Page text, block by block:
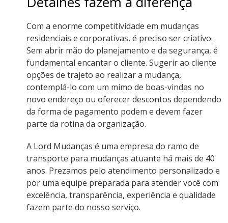
Com a enorme competitividade em mudanças
residenciais e corporativas, é preciso ser criativo.
Sem abrir mão do planejamento e da segurança, é
fundamental encantar o cliente. Sugerir ao cliente
opções de trajeto ao realizar a mudança,
contemplá-lo com um mimo de boas-vindas no
novo endereço ou oferecer descontos dependendo
da forma de pagamento podem e devem fazer
parte da rotina da organização.
A Lord Mudanças é uma empresa do ramo de
transporte para mudanças atuante há mais de 40
anos. Prezamos pelo atendimento personalizado e
por uma equipe preparada para atender você com
excelência, transparência, experiência e qualidade
fazem parte do nosso serviço.